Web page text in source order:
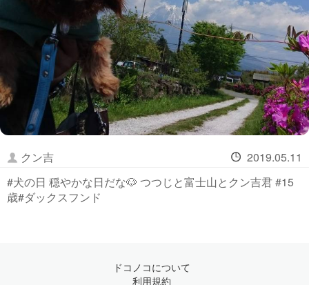
クン吉
2019.05.11
#犬の日 穏やかな日だな🐶 つつじと富士山とクン吉君 #15
歳#ダックスフンド
ドコノコについて
利用規約